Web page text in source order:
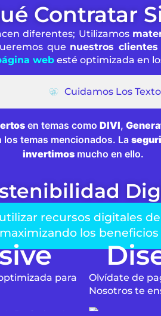
Contratar
diferentes; Utilizamos
que nuestros clientes
web esté optimizada en
Cuidamos Los
en temas como DIVI,
los temas mencionados. La
invertimosmucho en ello.
recursos digitales
los
para
Olvídate de
Nosotros te